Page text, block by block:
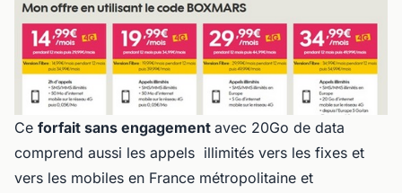
Ce forfait sans engagement avec 20Go de data
comprend aussi les appels illimités vers les fixes et
vers les mobiles en France métropolitaine et